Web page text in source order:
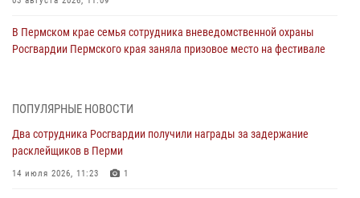
В Пермском крае семья сотрудника вневедомственной охраны
Росгвардии Пермского края заняла призовое место на фестивале
юных спортсменов
03 августа 2026, 10:59
ПОПУЛЯРНЫЕ НОВОСТИ
Два сотрудника Росгвардии получили награды за задержание
расклейщиков в Перми
14 июля 2026, 11:23 1